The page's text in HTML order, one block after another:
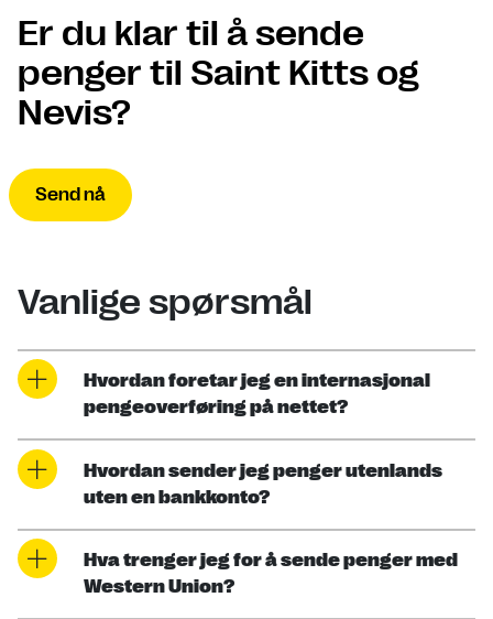
Er du klar til å sende
penger til Saint Kitts og
Nevis?
Send nå
Vanlige spørsmål
Hvordan foretar jeg en internasjonal
pengeoverføring på nettet?
Hvordan sender jeg penger utenlands
uten en bankkonto?
Hva trenger jeg for å sende penger med
Western Union?